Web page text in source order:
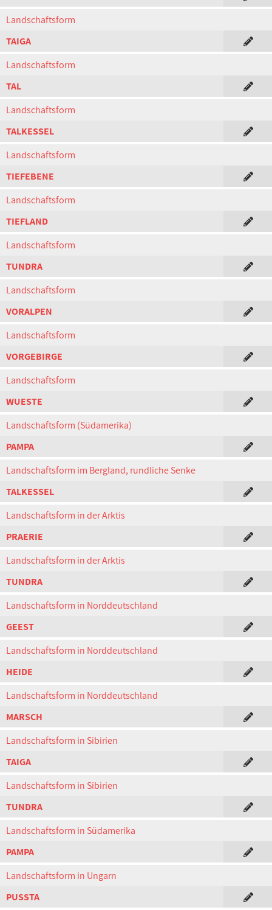
Landschaftsform
TAIGA
Landschaftsform
TAL
Landschaftsform
TALKESSEL
Landschaftsform
TIEFEBENE
Landschaftsform
TIEFLAND
Landschaftsform
TUNDRA
Landschaftsform
VORALPEN
Landschaftsform
VORGEBIRGE
Landschaftsform
WUESTE
Landschaftsform (Südamerika)
PAMPA
Landschaftsform im Bergland, rundliche Senke
TALKESSEL
Landschaftsform in der Arktis
PRAERIE
Landschaftsform in der Arktis
TUNDRA
Landschaftsform in Norddeutschland
GEEST
Landschaftsform in Norddeutschland
HEIDE
Landschaftsform in Norddeutschland
MARSCH
Landschaftsform in Sibirien
TAIGA
Landschaftsform in Sibirien
TUNDRA
Landschaftsform in Südamerika
PAMPA
Landschaftsform in Ungarn
PUSSTA